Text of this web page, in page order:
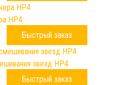
HP4
Быстрый заказ
звезд HP4
Быстрый заказ